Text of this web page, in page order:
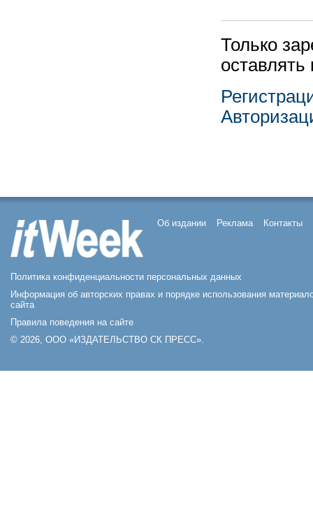
Только
Об издании Реклама Контакты
Политика конфиденциальности персональных данных
Информация об авторских правах и порядке использования
сайта
Правила поведения на сайте
© 2026, ООО «ИЗДАТЕЛЬСТВО СК ПРЕСС».